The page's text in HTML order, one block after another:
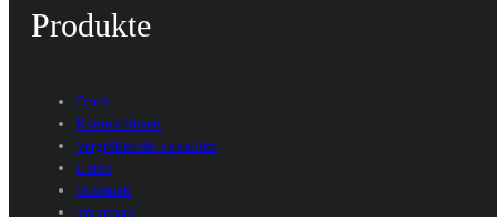
Produkte
Optik
Kontaktlinsen
Vergrößernde Sehhilfen
Uhren
Schmuck
Trauringe